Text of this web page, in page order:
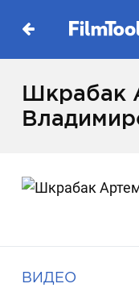
Шкрабак
ВИДЕО